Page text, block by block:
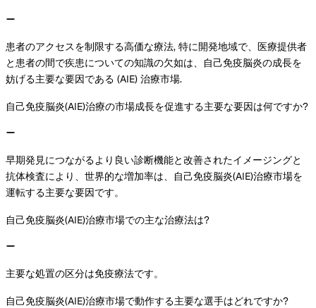
患者のアクセスを制限する高価な療法, 特に開発地域で、医療提供者
と患者の間で疾患についての知識の欠如は、自己免疫脳炎の成長を
妨げる主要な要因である (AIE) 治療市場.
自己免疫脳炎(AIE)治療の市場成長を促進する主要な要因は何ですか?
早期発見につながるより良い診断機能と改善されたイメージングと
抗体検査により、世界的な増加率は、自己免疫脳炎(AIE)治療市場を
運転する主要な要因です。
自己免疫脳炎(AIE)治療市場での主な治療法は?
主要な処置の区分は免疫療法です。
自己免疫脳炎(AIE)治療市場で動作する主要な選手はどれですか?